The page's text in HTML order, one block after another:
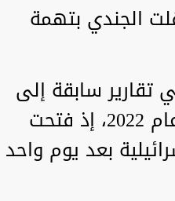
الجندي بتهمة
سابقة إلى
حادث أثار ضجة في أوسط الجيش الإسرائيلي عام 2022، إذ فتحت
بعد يوم واحد